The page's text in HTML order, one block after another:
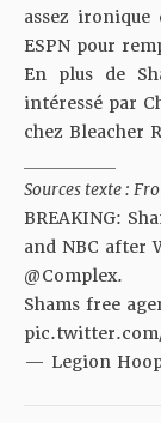
assez ironique
ESPN pour
En plus de
intéressé par
chez Bleacher
Sources texte :
BREAKING:
and NBC after
@Complex.
Shams free
— Legion